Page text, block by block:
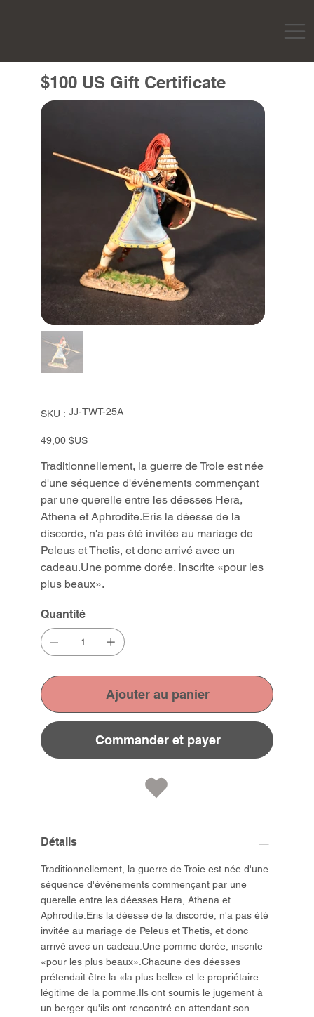
$100 US Gift Certificate
SKU :
SKU
JJ-
JJ-TWT-25A
Prix
49,00 $US
Traditionnellement, la guerre de Troie est née
d'une séquence d'événements commençant
par une querelle entre les déesses Hera,
Athena et Aphrodite.Eris la déesse de la
discorde, n'a pas été invitée au mariage de
Peleus et Thetis, et donc arrivé avec un
cadeau.Une pomme dorée, inscrite «pour les
plus beaux».
Quantité
Ajouter au panier
Commander et payer
Détails
Traditionnellement, la guerre de Troie est née d'une
séquence d'événements commençant par une
querelle entre les déesses Hera, Athena et
Aphrodite.Eris la déesse de la discorde, n'a pas été
invitée au mariage de Peleus et Thetis, et donc
arrivé avec un cadeau.Une pomme dorée, inscrite
«pour les plus beaux».Chacune des déesses
prétendait être la «la plus belle» et le propriétaire
légitime de la pomme.Ils ont soumis le jugement à
un berger qu'ils ont rencontré en attendant son